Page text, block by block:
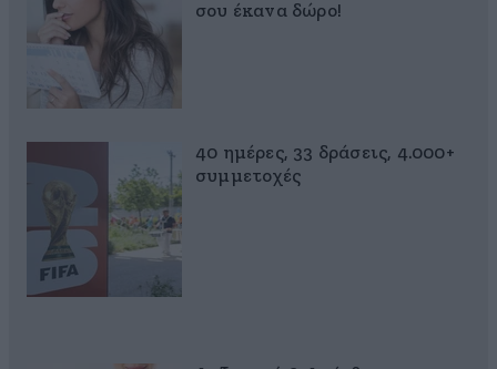
σου έκανα δώρο!
40 ημέρες, 33 δράσεις, 4.000+
συμμετοχές